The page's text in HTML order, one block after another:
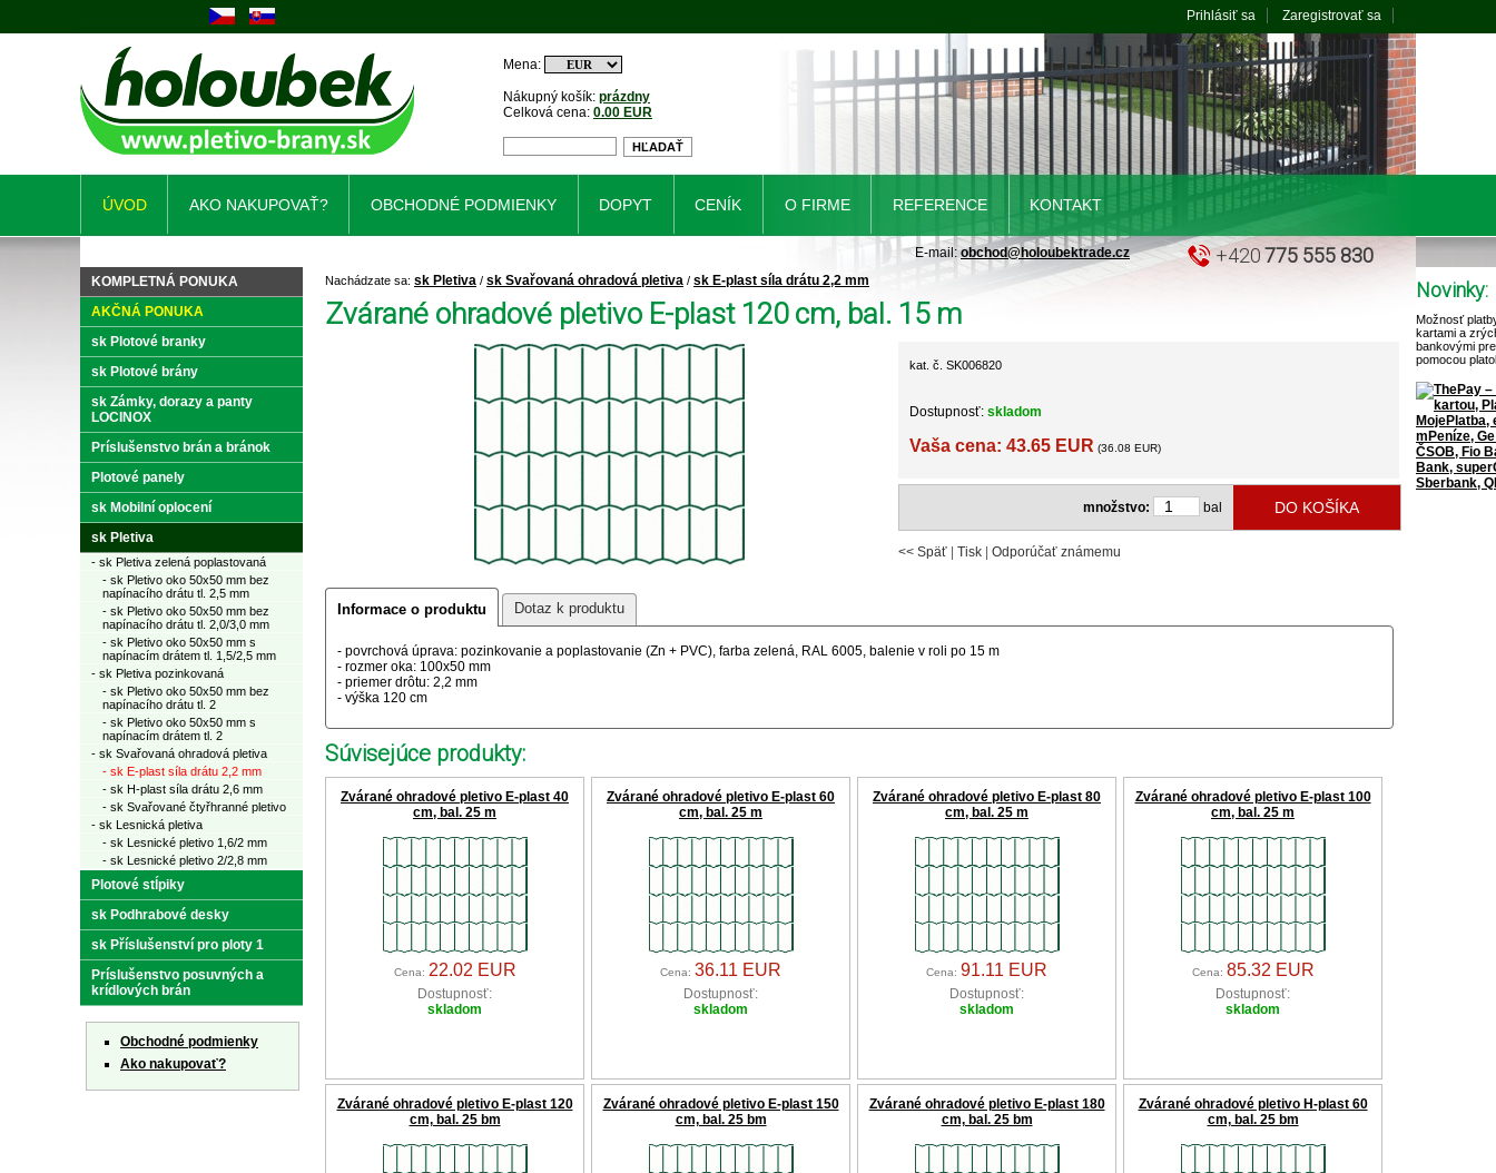
Nachádzate sa: sk Pletiva / sk Svařovaná ohradová pletiva / sk E-plast síla drátu 2,2 mm
Zvárané ohradové pletivo E-plast 120 cm, bal. 15 m
kat. č. SK006820
Dostupnosť: skladom
Vaša cena: 43.65 EUR (36.08 EUR)
množstvo: bal
<< Späť Tisk Odporúčať známemu
Informace o produktu Dotaz k produktu
- povrchová úprava: pozinkovanie a poplastovanie (Zn + PVC), farba zelená, RAL 6005, balenie v roli po 15 m
- rozmer oka: 100x50 mm
- priemer drôtu: 2,2 mm
- výška 120 cm
Súvisejúce produkty:
Zvárané ohradové pletivo E-plast 40
cm, bal. 25 m
Cena: 22.02 EUR
Dostupnosť:
skladom
Zvárané ohradové pletivo E-plast 60
cm, bal. 25 m
Cena: 36.11 EUR
Dostupnosť:
skladom
Zvárané ohradové pletivo E-plast 80
cm, bal. 25 m
Cena: 91.11 EUR
Dostupnosť:
skladom
Zvárané ohradové pletivo E-plast 100
cm, bal. 25 m
Cena: 85.32 EUR
Dostupnosť:
skladom
Zvárané ohradové pletivo E-plast 120
cm, bal. 25 bm
Zvárané ohradové pletivo E-plast 150
cm, bal. 25 bm
Zvárané ohradové pletivo E-plast 180
cm, bal. 25 bm
Zvárané ohradové pletivo H-plast 60
cm, bal. 25 bm
KOMPLETNÁ PONUKA
AKČNÁ PONUKA
sk Plotové branky
sk Plotové brány
sk Zámky, dorazy a panty
LOCINOX
Príslušenstvo brán a bránok
Plotové panely
sk Mobilní oplocení
sk Pletiva
- sk Pletiva zelená poplastovaná
- sk Pletivo oko 50x50 mm bez
napínacího drátu tl. 2,5 mm
- sk Pletivo oko 50x50 mm bez
napínacího drátu tl. 2,0/3,0 mm
- sk Pletivo oko 50x50 mm s
napínacím drátem tl. 1,5/2,5 mm
- sk Pletiva pozinkovaná
- sk Pletivo oko 50x50 mm bez
napínacího drátu tl. 2
- sk Pletivo oko 50x50 mm s
napínacím drátem tl. 2
- sk Svařovaná ohradová pletiva
- sk E-plast síla drátu 2,2 mm
- sk H-plast síla drátu 2,6 mm
- sk Svařované čtyřhranné pletivo
- sk Lesnická pletiva
- sk Lesnické pletivo 1,6/2 mm
- sk Lesnické pletivo 2/2,8 mm
Plotové stĺpiky
sk Podhrabové desky
sk Příslušenství pro ploty 1
Príslušenstvo posuvných a
krídlových brán
Obchodné podmienky
Ako nakupovať?
Novinky:
Možnosť
kartami a
bankovými
pomocou
Nákupný košík: prázdny
Celková cena: 0.00 EUR
Mena:
Prihlásiť sa Zaregistrovať sa
ÚVOD AKO NAKUPOVAŤ? OBCHODNÉ PODMIENKY DOPYT CENÍK O FIRME REFERENCE KONTAKT
+420775 555 830
E-mail:obchod@holoubektrade.cz